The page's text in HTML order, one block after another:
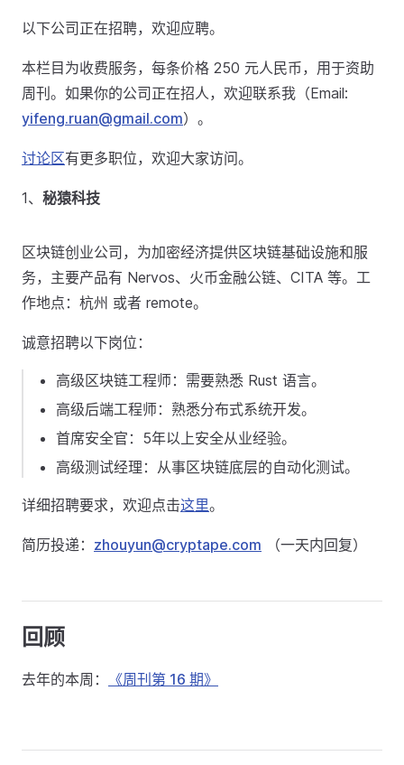
以下公司正在招聘，欢迎应聘。
本栏目为收费服务，每条价格 250 元人民币，用于资助
周刊。如果你的公司正在招人，欢迎联系我（Email:
yifeng.ruan@gmail.com）。
讨论区有更多职位，欢迎大家访问。
1、 秘猿科技
区块链创业公司，为加密经济提供区块链基础设施和服
务，主要产品有 Nervos、火币金融公链、CITA 等。工
作地点：杭州 或者 remote。
诚意招聘以下岗位：
高级区块链工程师：需要熟悉 Rust 语言。
高级后端工程师：熟悉分布式系统开发。
首席安全官：5年以上安全从业经验。
高级测试经理：从事区块链底层的自动化测试。
详细招聘要求，欢迎点击这里。
简历投递： zhouyun@cryptape.com （一天内回复）
回顾
去年的本周： 《周刊第 16 期》